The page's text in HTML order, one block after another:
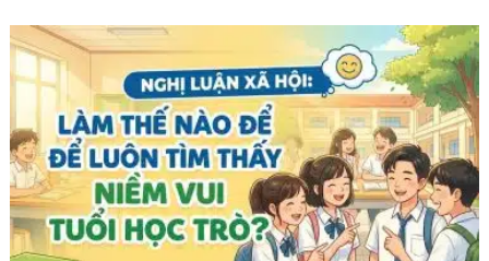
LỚP 9, VĂN MẪU HAY